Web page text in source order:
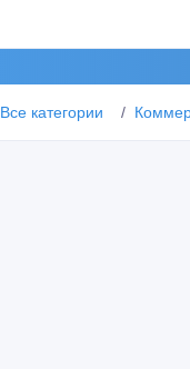
Все категории